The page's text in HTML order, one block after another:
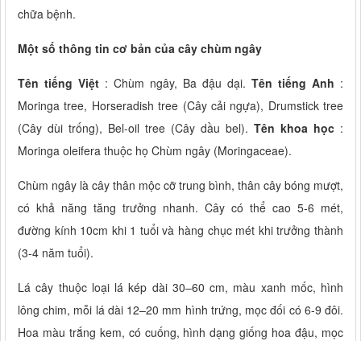
chữa bệnh.
Một số thông tin cơ bản của cây chùm ngây
Tên tiếng Việt : Chùm ngây, Ba đậu dại. Tên tiếng Anh :
Moringa tree, Horseradish tree (Cây cải ngựa), Drumstick tree
(Cây dùi trống), Bel-oil tree (Cây dầu bel). Tên khoa học :
Moringa oleifera thuộc họ Chùm ngây (Moringaceae).
Chùm ngây là cây thân mộc cỡ trung bình, thân cây bóng mượt,
có khả năng tăng trưởng nhanh. Cây có thể cao 5-6 mét,
đường kính 10cm khi 1 tuổi và hàng chục mét khi trưởng thành
(3-4 năm tuổi).
Lá cây thuộc loại lá kép dài 30–60 cm, màu xanh mốc, hình
lông chim, mỗi lá dài 12–20 mm hình trứng, mọc đối có 6-9 đôi.
Hoa màu trắng kem, có cuống, hình dạng giống hoa đậu, mọc